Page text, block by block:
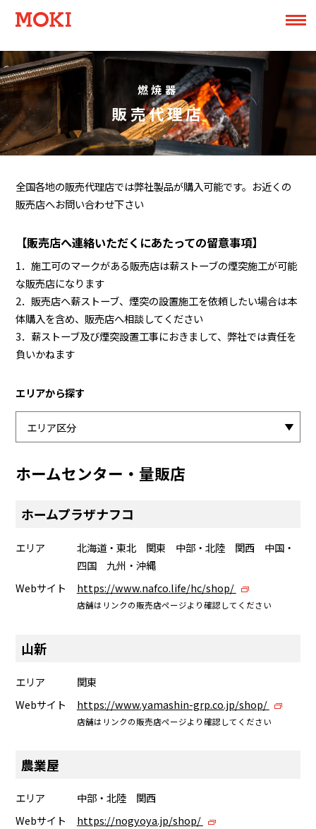
燃焼器
販売代理店
全国各地の販売代理店では弊社製品が購入可能です。お近くの
販売店へお問い合わせ下さい
【販売店へ連絡いただくにあたっての留意事項】
1．施工可のマークがある販売店は薪ストーブの煙突施工が可能
な販売店になります
2．販売店へ薪ストーブ、煙突の設置施工を依頼したい場合は本
体購入を含め、販売店へ相談してください
3．薪ストーブ及び煙突設置工事におきまして、弊社では責任を
負いかねます
エリアから探す
ホームセンター・量販店
ホームプラザナフコ
エリア
北海道・東北 関東 中部・北陸 関西 中国・
四国 九州・沖縄
Webサイト
https://www.nafco.life/hc/shop/
店舗はリンクの販売店ページより確認してください
山新
エリア
関東
Webサイト
https://www.yamashin-grp.co.jp/shop/
店舗はリンクの販売店ページより確認してください
農業屋
エリア
中部・北陸 関西
Webサイト
https://nogyoya.jp/shop/